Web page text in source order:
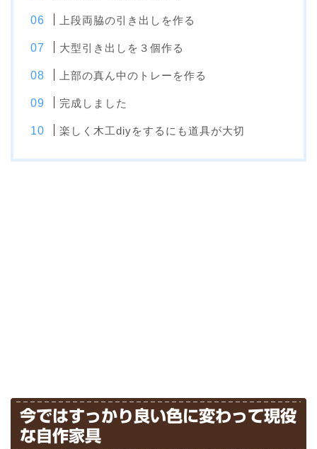
上段両脇の引き出しを作る
大型引き出しを３個作る
上部の真ん中のトレーを作る
完成しました
楽しく木工diyをするにも道具が大切
今ではすっかり良い色に変わって現役
な自作家具